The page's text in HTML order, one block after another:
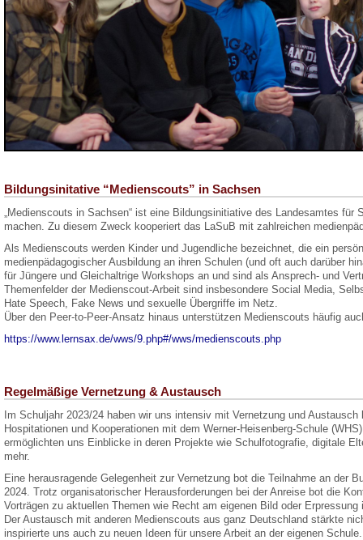
Bildungsinitative “Medienscouts” in Sachsen
„Medienscouts in Sachsen“ ist eine Bildungsinitiative des Landesamtes
machen. Zu diesem Zweck kooperiert das LaSuB mit zahlreichen
Als Medienscouts werden Kinder und Jugendliche bezeichnet, die ein
medienpädagogischer Ausbildung an ihren Schulen (und oft auch darüber
für Jüngere und Gleichaltrige Workshops an und sind als Ansprech- und
Themenfelder der Medienscout-Arbeit sind insbesondere Social Media,
Hate Speech, Fake News und sexuelle Übergriffe im Netz.
Über den Peer-to-Peer-Ansatz hinaus unterstützen Medienscouts häufig
https://www.lernsax.de/wws/9.php#/wws/medienscouts.php
Regelmäßige Vernetzung & Austausch
Im Schuljahr 2023/24 haben wir uns intensiv mit Vernetzung und
Hospitationen und Kooperationen mit dem Werner-Heisenberg-Schule
ermöglichten uns Einblicke in deren Projekte wie Schulfotografie, digitale
mehr.
Eine herausragende Gelegenheit zur Vernetzung bot die Teilnahme an der
2024. Trotz organisatorischer Herausforderungen bei der Anreise bot die
Vorträgen zu aktuellen Themen wie Recht am eigenen Bild oder
Der Austausch mit anderen Medienscouts aus ganz Deutschland stärkte
inspirierte uns auch zu neuen Ideen für unsere Arbeit an der eigenen Schule.